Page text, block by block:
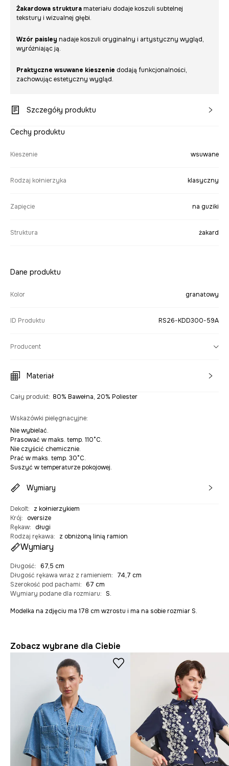
Żakardowa struktura materiału dodaje koszuli subtelnej
tekstury i wizualnej głębi.
Wzór paisley nadaje koszuli oryginalny i artystyczny wygląd,
wyróżniając ją.
Praktyczne wsuwane kieszenie dodają funkcjonalności,
zachowując estetyczny wygląd.
Szczegóły produktu
Cechy produktu
Kieszenie wsuwane
Rodzaj kołnierzyka klasyczny
Zapięcie na guziki
Struktura żakard
Dane produktu
Kolor granatowy
ID Produktu RS26-KDD300-59A
Producent
Materiał
Cały produkt: 80% Bawełna, 20% Poliester
Wskazówki pielęgnacyjne:
Nie wybielać.
Prasować w maks. temp. 110°C.
Nie czyścić chemicznie.
Prać w maks. temp. 30°C.
Suszyć w temperaturze pokojowej.
Wymiary
Dekolt:
z kołnierzykiem
Krój:
oversize
Rękaw:
długi
Rodzaj rękawa: z obniżoną linią ramion
Wymiary
Długość:
67,5 cm
Długość rękawa wraz z ramieniem:
74,7 cm
Szerokość pod pachami:
67 cm
Wymiary podane dla rozmiaru: S.
Modelka na zdjęciu ma 178 cm wzrostu i ma na sobie rozmiar S.
Zobacz wybrane dla Ciebie